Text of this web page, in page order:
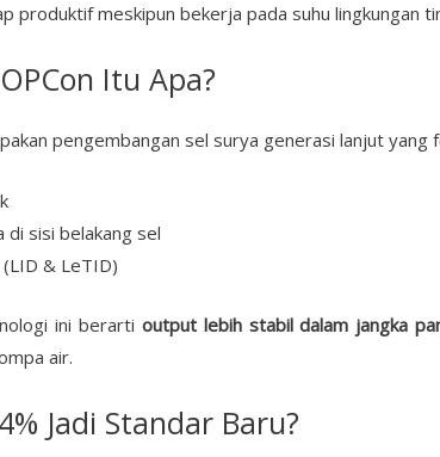
produktif meskipun bekerja pada suhu lingkungan
Itu Apa?
pengembangan sel surya generasi lanjut yang
di sisi belakang sel
& LeTID)
ini berarti output lebih stabil dalam jangka
air.
Jadi Standar Baru?